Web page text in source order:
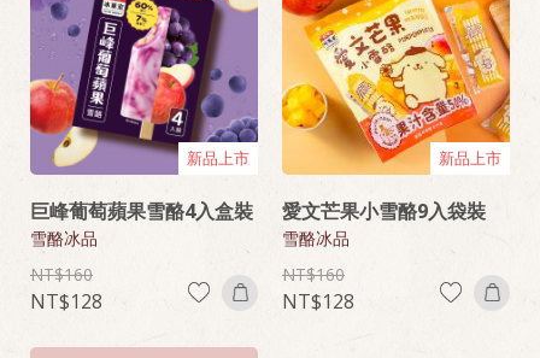
新品上市
巨峰葡萄蘋果雪酪4入盒裝
雪酪冰品
160
128
新品上市
愛文芒果小雪酪9入袋裝
雪酪冰品
160
128